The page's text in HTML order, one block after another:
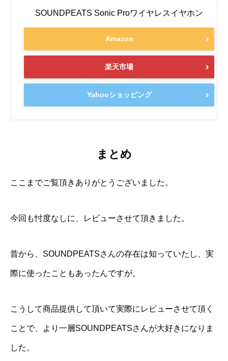
SOUNDPEATS Sonic Proワイヤレスイヤホン
Amazon
楽天市場
Yahooショッピング
まとめ
ここまでご覧頂きありがとうございました。
今回も忖度なしに、レビューさせて頂きました。
昔から、SOUNDPEATSさんの存在は知っていたし、実
際に使ったこともあったんですが。
こうして商品提供して頂いて実際にレビューさせて頂く
ことで、より一層SOUNDPEATSさんが大好きになりま
した。